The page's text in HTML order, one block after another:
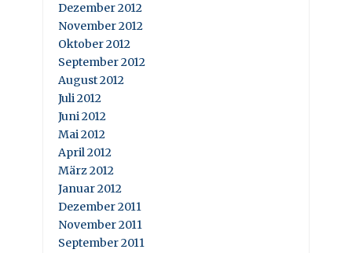
Dezember 2012
November 2012
Oktober 2012
September 2012
August 2012
Juli 2012
Juni 2012
Mai 2012
April 2012
März 2012
Januar 2012
Dezember 2011
November 2011
September 2011